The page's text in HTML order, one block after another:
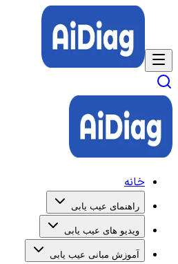
خانه
راهنمای عیب یابی
ویدیو های عیب یابی
آموزش مبانی عیب یابی